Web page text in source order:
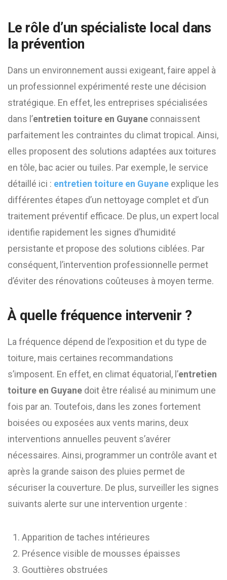
Le rôle d’un spécialiste local dans
la prévention
Dans un environnement aussi exigeant, faire appel à
un professionnel expérimenté reste une décision
stratégique. En effet, les entreprises spécialisées
dans l’entretien toiture en Guyane connaissent
parfaitement les contraintes du climat tropical. Ainsi,
elles proposent des solutions adaptées aux toitures
en tôle, bac acier ou tuiles. Par exemple, le service
détaillé ici : entretien toiture en Guyane explique les
différentes étapes d’un nettoyage complet et d’un
traitement préventif efficace. De plus, un expert local
identifie rapidement les signes d’humidité
persistante et propose des solutions ciblées. Par
conséquent, l’intervention professionnelle permet
d’éviter des rénovations coûteuses à moyen terme.
À quelle fréquence intervenir ?
La fréquence dépend de l’exposition et du type de
toiture, mais certaines recommandations
s’imposent. En effet, en climat équatorial, l’entretien
toiture en Guyane doit être réalisé au minimum une
fois par an. Toutefois, dans les zones fortement
boisées ou exposées aux vents marins, deux
interventions annuelles peuvent s’avérer
nécessaires. Ainsi, programmer un contrôle avant et
après la grande saison des pluies permet de
sécuriser la couverture. De plus, surveiller les signes
suivants alerte sur une intervention urgente :
Apparition de taches intérieures
Présence visible de mousses épaisses
Gouttières obstruées